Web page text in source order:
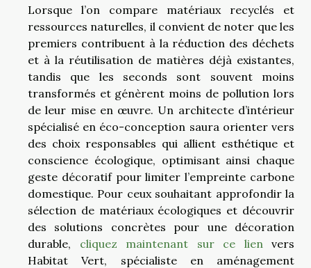
Lorsque l’on compare matériaux recyclés et
ressources naturelles, il convient de noter que les
premiers contribuent à la réduction des déchets
et à la réutilisation de matières déjà existantes,
tandis que les seconds sont souvent moins
transformés et génèrent moins de pollution lors
de leur mise en œuvre. Un architecte d’intérieur
spécialisé en éco-conception saura orienter vers
des choix responsables qui allient esthétique et
conscience écologique, optimisant ainsi chaque
geste décoratif pour limiter l’empreinte carbone
domestique. Pour ceux souhaitant approfondir la
sélection de matériaux écologiques et découvrir
des solutions concrètes pour une décoration
durable, cliquez maintenant sur ce lien vers
Habitat Vert, spécialiste en aménagement